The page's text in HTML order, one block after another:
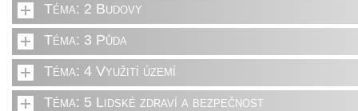
Téma: 2 Budovy
Téma: 3 Půda
Téma: 4 Využití území
Téma: 5 Lidské zdraví a bezpečnost